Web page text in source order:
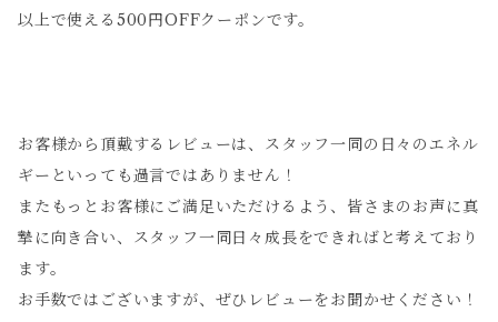
以上で使える500円OFFクーポンです。
お客様から頂戴するレビューは、スタッフ一同の日々のエネル
ギーといっても過言ではありません！
またもっとお客様にご満足いただけるよう、皆さまのお声に真
摯に向き合い、スタッフ一同日々成長をできればと考えており
ます。
お手数ではございますが、ぜひレビューをお聞かせください！